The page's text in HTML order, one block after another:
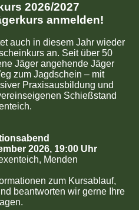
2026/2027
anmelden!
auch in diesem Jahr wieder
an. Seit über 50
Jäger angehende Jäger
zum Jagdschein – mit
Praxisausbildung und
Schießstand
2026, 19:00 Uhr
Menden
zum Kursablauf,
beantworten wir gerne Ihre